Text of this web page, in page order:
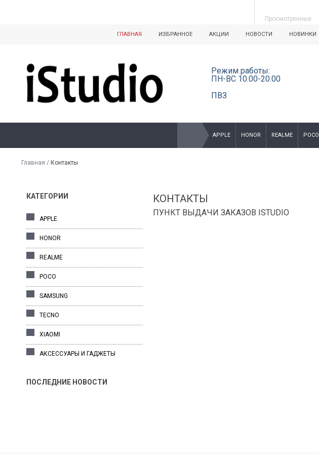
Просмотренные
ГЛАВНАЯ ИЗБРАННОЕ АКЦИИ НОВОСТИ НОВИНКИ
Режим работы:
ПН-ВС 10.00-20.00
ПВЗ
APPLE HONOR REALME POCO
Главная / Контакты
КАТЕГОРИИ
APPLE
HONOR
REALME
POCO
SAMSUNG
TECNO
XIAOMI
АКСЕССУАРЫ И ГАДЖЕТЫ
ПОСЛЕДНИЕ НОВОСТИ
КОНТАКТЫ
ПУНКТ ВЫДАЧИ ЗАКАЗОВ ISTUDIO